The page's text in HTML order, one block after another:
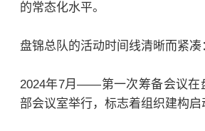
的常态化水平。
盘锦总队的活动时间线清晰而紧凑
2024年7月——第一次筹备会议在
部会议室举行，标志着组织建构启